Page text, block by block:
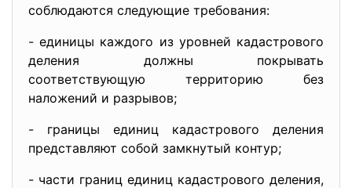
соблюдаются следующие требования:
- единицы каждого из уровней кадастрового
деления должны покрывать
соответствующую территорию без
наложений и разрывов;
- границы единиц кадастрового деления
представляют собой замкнутый контур;
- части границ единиц кадастрового деления,